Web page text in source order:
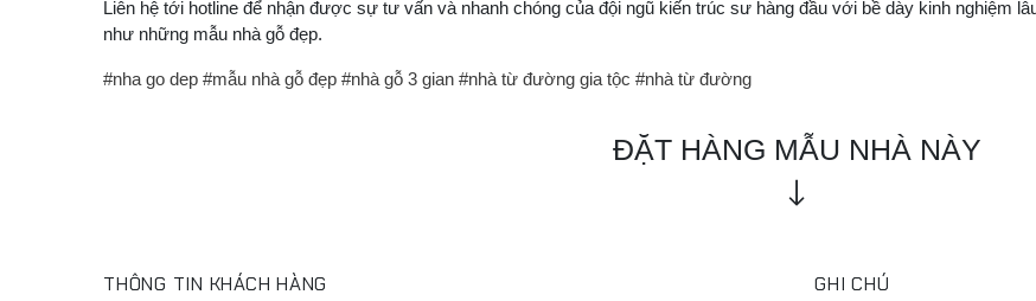
Liên hệ tới hotline để nhận được sự tư vấn và nhanh chóng của đội ngũ kiến trúc sư hàng đầu với bề dày kinh nghiệm
như những mẫu nhà gỗ đẹp.
#nha go dep #mẫu nhà gỗ đẹp #nhà gỗ 3 gian #nhà từ đường gia tộc #nhà từ đường
ĐẶT HÀNG MẪU NHÀ NÀY
THÔNG TIN KHÁCH HÀNG GHI CHÚ